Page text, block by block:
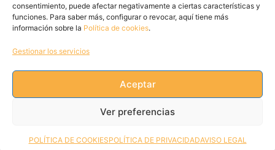
consentimiento, puede afectar negativamente a ciertas características y
funciones. Para saber más, configurar o revocar, aquí tiene más
información sobre la Política de cookies.
Gestionar los servicios
Aceptar
Ver preferencias
POLÍTICA DE COOKIESPOLÍTICA DE PRIVACIDADAVISO LEGAL